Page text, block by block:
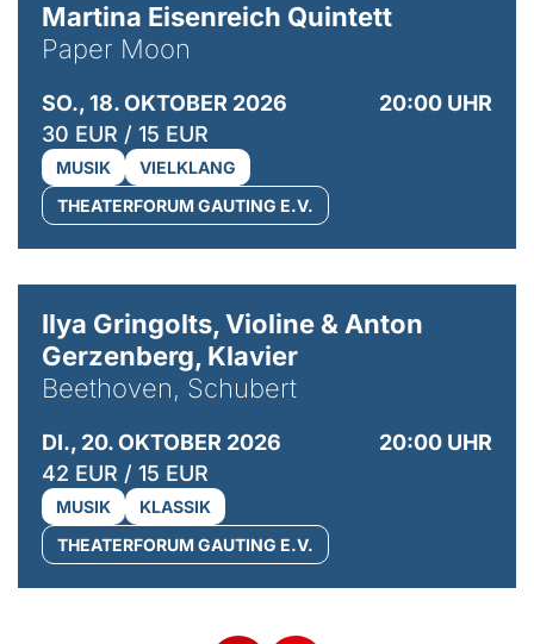
Martina Eisenreich Quintett
Paper Moon
SO., 18. OKTOBER 2026
20:00 UHR
30 EUR / 15 EUR
MUSIK
VIELKLANG
THEATERFORUM GAUTING E.V.
Ilya Gringolts, Violine & Anton
Gerzenberg, Klavier
Beethoven, Schubert
DI., 20. OKTOBER 2026
20:00 UHR
42 EUR / 15 EUR
MUSIK
KLASSIK
THEATERFORUM GAUTING E.V.